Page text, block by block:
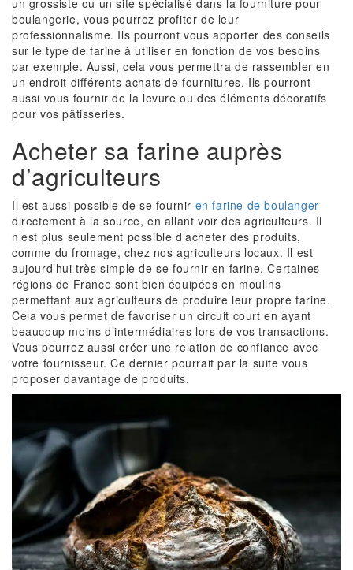
un grossiste ou un site spécialisé dans la fourniture pour
boulangerie, vous pourrez profiter de leur
professionnalisme. Ils pourront vous apporter des conseils
sur le type de farine à utiliser en fonction de vos besoins
par exemple. Aussi, cela vous permettra de rassembler en
un endroit différents achats de fournitures. Ils pourront
aussi vous fournir de la levure ou des éléments décoratifs
pour vos pâtisseries.
Acheter sa farine auprès
d’agriculteurs
Il est aussi possible de se fournir en farine de boulanger
directement à la source, en allant voir des agriculteurs. Il
n’est plus seulement possible d’acheter des produits,
comme du fromage, chez nos agriculteurs locaux. Il est
aujourd’hui très simple de se fournir en farine. Certaines
régions de France sont bien équipées en moulins
permettant aux agriculteurs de produire leur propre farine.
Cela vous permet de favoriser un circuit court en ayant
beaucoup moins d’intermédiaires lors de vos transactions.
Vous pourrez aussi créer une relation de confiance avec
votre fournisseur. Ce dernier pourrait par la suite vous
proposer davantage de produits.